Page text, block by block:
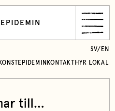
KONTAKT HYR LOKAL
SV/ EN
till…